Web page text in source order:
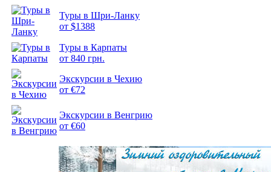
Туры в Шри-Ланку
от $1388
Туры в Карпаты
от 840 грн.
Экскурсии в Чехию
от €72
Экскурсии в Венгрию
от €60